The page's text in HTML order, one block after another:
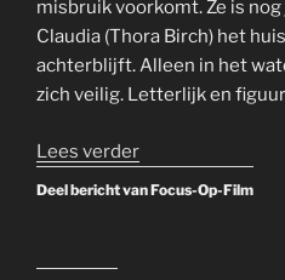
misbruik voorkomt. Ze is
Claudia (Thora Birch) het
achterblijft. Alleen in het
zich veilig. Letterlijk en
Lees verder“The
Chronology
Deel bericht van Focus-Op-Film